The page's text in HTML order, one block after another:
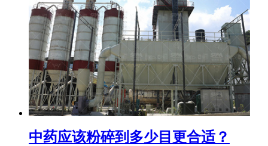
中药应该粉碎到多少目更合适？